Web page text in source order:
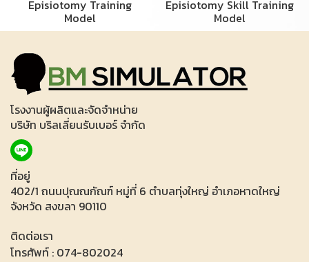
Episiotomy Training
Model
Episiotomy Skill Training
Model
โรงงานผู้ผลิตและจัดจำหน่าย
บริษัท บริลเลี่ยนรับเบอร์ จำกัด
ที่อยู่
402/1 ถนนปุณณกัณฑ์ หมู่ที่ 6 ตำบลทุ่งใหญ่ อำเภอหาดใหญ่
จังหวัด สงขลา 90110
ติดต่อเรา
โทรศัพท์ : 074-802024